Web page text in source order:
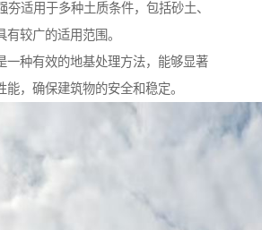
夯适用于多种土质条件，包括砂土、
较广的适用范围。
一种有效的地基处理方法，能够显著
能，确保建筑物的安全和稳定。